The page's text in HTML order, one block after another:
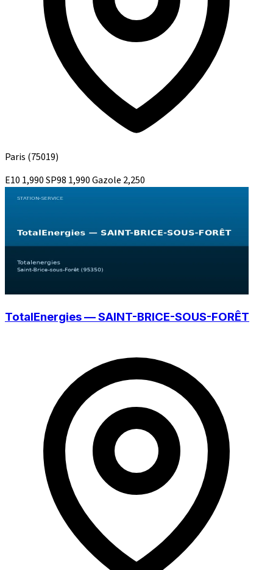
Paris (75019)
E10 1,990SP98 1,990Gazole 2,250
TotalEnergies — SAINT-BRICE-SOUS-FORÊT